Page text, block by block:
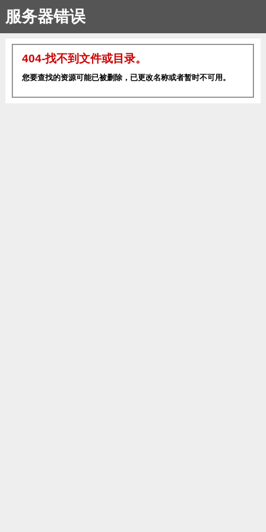
服务器错误
404-找不到文件或目录。
您要查找的资源可能已被删除，已更改名称或者暂时不可用。